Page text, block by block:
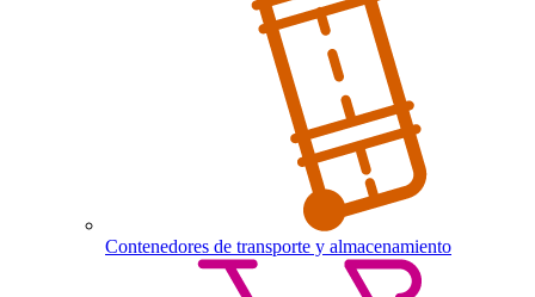
Contenedores de transporte y almacenamiento